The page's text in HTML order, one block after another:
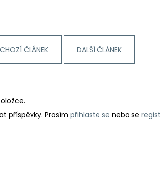
ČLÁNEK DALŠÍ ČLÁNEK
příspěvky. Prosím přihlaste se nebo se